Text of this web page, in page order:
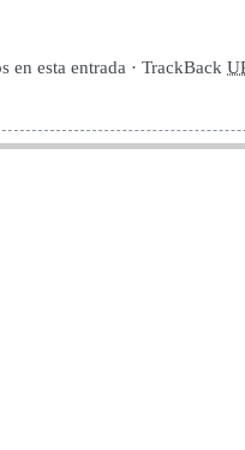
en esta entrada · TrackBack